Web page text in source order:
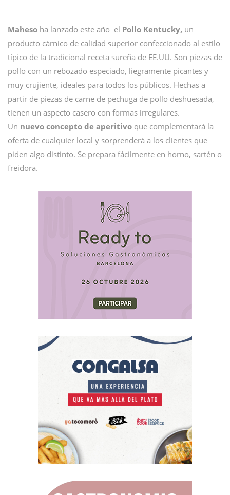
Maheso ha lanzado este año el Pollo Kentucky, un
producto cárnico de calidad superior confeccionado al estilo
típico de la tradicional receta sureña de EE.UU. Son piezas de
pollo con un rebozado especiado, liegramente picantes y
muy crujiente, ideales para todos los públicos. Hechas a
partir de piezas de carne de pechuga de pollo deshuesada,
tienen un aspecto casero con formas irregulares.
Un nuevo concepto de aperitivo que complementará la
oferta de cualquier local y sorprenderá a los clientes que
piden algo distinto. Se prepara fácilmente en horno, sartén o
freidora.